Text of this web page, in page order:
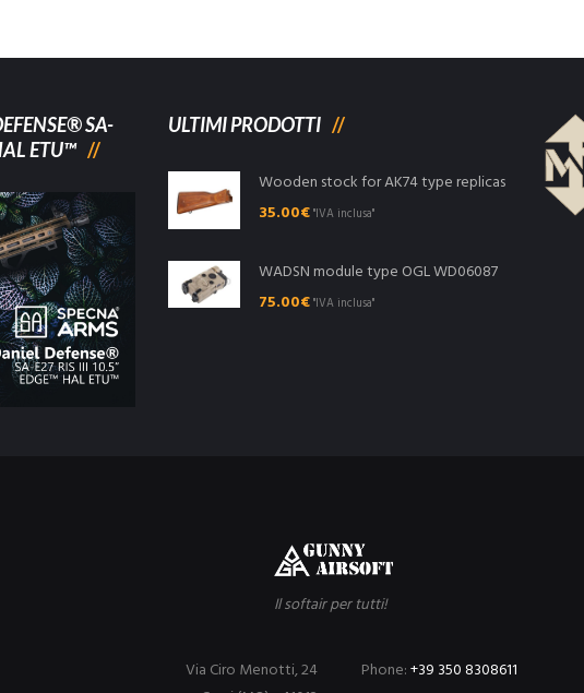
SA-
ETU™
ULTIMI PRODOTTI
Wooden stock for AK74 type replicas
35.00€"IVA inclusa"
WADSN module type OGL WD06087
75.00€"IVA inclusa"
Il softair per tutti!
Phone:+39 350 8308611
Via Ciro Menotti, 24